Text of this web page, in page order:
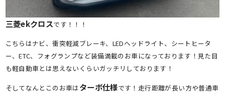
三菱ekクロスです！！！
こちらはナビ、衝突軽減ブレーキ、LEDヘッドライト、シートヒータ
ー、ETC、フォグランプなど装備満載のお車になっております！見た目
も軽自動車とは思えないくらいガッチリしております！
そしてなんとこのお車はターボ仕様です！走行距離が長い方や普通車